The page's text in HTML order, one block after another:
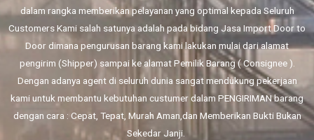
dalam rangka memberikan pelayanan yang optimal kepada Seluruh
Customers Kami salah satunya adalah pada bidang Jasa Import Door to
Door dimana pengurusan barang kami lakukan mulai dari alamat
pengirim (Shipper) sampai ke alamat Pemilik Barang ( Consignee ).
Dengan adanya agent di seluruh dunia sangat mendukung pekerjaan
kami untuk membantu kebutuhan custumer dalam PENGIRIMAN barang
dengan cara : Cepat, Tepat, Murah Aman,dan Memberikan Bukti Bukan
Sekedar Janji.